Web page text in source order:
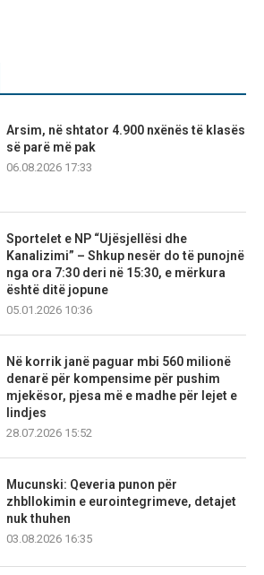
Arsim, në shtator 4.900 nxënës të klasës
së parë më pak
06.08.2026 17:33
Sportelet e NP “Ujësjellësi dhe
Kanalizimi” – Shkup nesër do të punojnë
nga ora 7:30 deri në 15:30, e mërkura
është ditë jopune
05.01.2026 10:36
Në korrik janë paguar mbi 560 milionë
denarë për kompensime për pushim
mjekësor, pjesa më e madhe për lejet e
lindjes
28.07.2026 15:52
Mucunski: Qeveria punon për
zhbllokimin e eurointegrimeve, detajet
nuk thuhen
03.08.2026 16:35